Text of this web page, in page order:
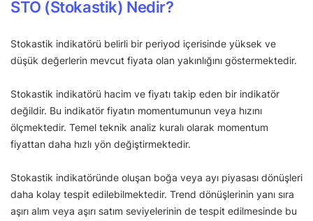
STO (Stokastik) Nedir?
Stokastik indikatörü belirli bir periyod içerisinde yüksek ve
düşük değerlerin mevcut fiyata olan yakınlığını göstermektedir.
Stokastik indikatörü hacim ve fiyatı takip eden bir indikatör
değildir. Bu indikatör fiyatın momentumunun veya hızını
ölçmektedir. Temel teknik analiz kuralı olarak momentum
fiyattan daha hızlı yön değiştirmektedir.
Stokastik indikatöründe oluşan boğa veya ayı piyasası dönüşleri
daha kolay tespit edilebilmektedir. Trend dönüşlerinin yanı sıra
aşırı alım veya aşırı satım seviyelerinin de tespit edilmesinde bu